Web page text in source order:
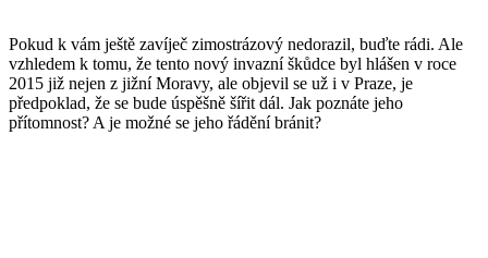
Pokud k vám ještě zavíječ zimostrázový nedorazil, buďte rádi. Ale
vzhledem k tomu, že tento nový invazní škůdce byl hlášen v roce
2015 již nejen z jižní Moravy, ale objevil se už i v Praze, je
předpoklad, že se bude úspěšně šířit dál. Jak poznáte jeho
přítomnost? A je možné se jeho řádění bránit?